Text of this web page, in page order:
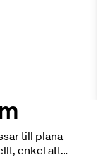
till plana
enkel att